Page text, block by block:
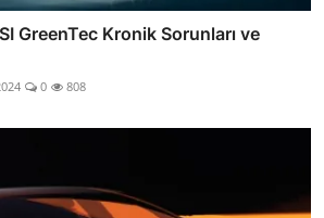
GreenTec Kronik Sorunları ve
0 808